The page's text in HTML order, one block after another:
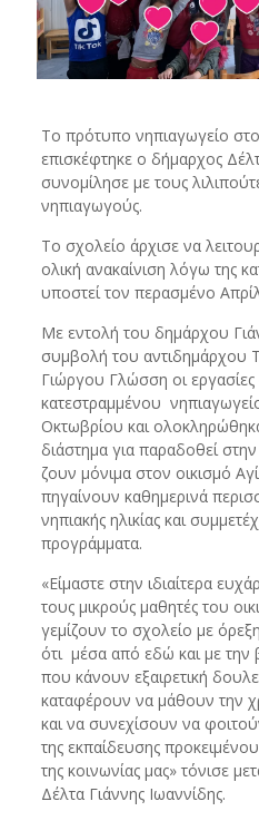
Το πρότυπο νηπιαγωγείο
επισκέφτηκε ο δήμαρχος
συνομίλησε με τους
νηπιαγωγούς.
Το σχολείο άρχισε να
ολική ανακαίνιση λόγω της
υποστεί τον περασμένο
Με εντολή του δημάρχου
συμβολή του αντιδημάρχου
Γιώργου Γλώσση οι
κατεστραμμένου
Οκτωβρίου και
διάστημα για παραδοθεί
ζουν μόνιμα στον οικισμό
πηγαίνουν καθημερινά
νηπιακής ηλικίας και
προγράμματα.
«Είμαστε στην ιδιαίτερα
τους μικρούς μαθητές του
γεμίζουν το σχολείο με
ότι μέσα από εδώ και με
που κάνουν εξαιρετική
καταφέρουν να μάθουν την
και να συνεχίσουν να
της εκπαίδευσης
της κοινωνίας μας» τόνισε
Δέλτα Γιάννης Ιωαννίδης.